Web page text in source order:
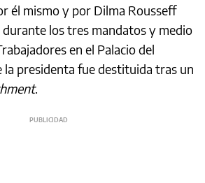
él mismo y por Dilma Rousseff
los tres mandatos y medio
en el Palacio del
la presidenta fue destituida tras un
.